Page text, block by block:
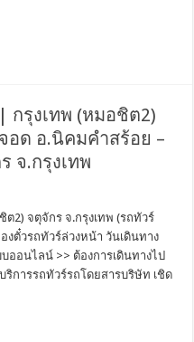
กรุงเทพ (หมอชิต2)
อด อ.นิคมคำสร้อย –
จ.กรุงเทพ
2) จตุจักร จ.กรุงเทพ (รถทัวร์
งตั๋วรถทัวร์ล่วงหน้า วันเดินทาง
ออนไลน์ >> ต้องการเดินทางไป
การรถทัวร์รถโดยสารบริษัท เชิด